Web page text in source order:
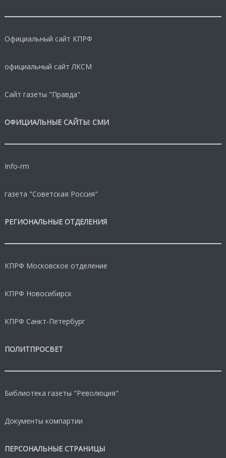
Официальный сайт КПРФ
официальный сайт ЛКСМ
Сайт газеты "Правда"
ОФИЦИАЛЬНЫЕ САЙТЫ: СМИ
Info-rm
газета "Советская Россия"
РЕГИОНАЛЬНЫЕ ОТДЕЛЕНИЯ
КПРФ Московское отделение
КПРФ Новосибирск
КПРФ Санкт-Петербург
ПОЛИТПРОСВЕТ
Библиотека газеты "Революция"
Документы компартии
ПЕРСОНАЛЬНЫЕ СТРАНИЦЫ